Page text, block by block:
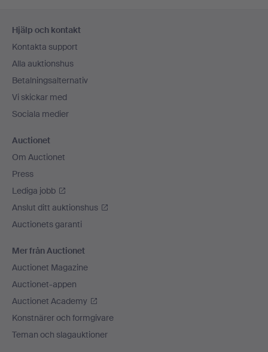
Hjälp och kontakt
Kontakta support
Alla auktionshus
Betalningsalternativ
Vi skickar med
Sociala medier
Auctionet
Om Auctionet
Press
Lediga jobb
Anslut ditt auktionshus
Auctionets garanti
Mer från Auctionet
Auctionet Magazine
Auctionet-appen
Auctionet Academy
Konstnärer och formgivare
Teman och slagauktioner